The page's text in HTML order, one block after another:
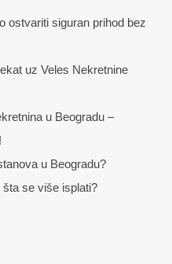
ostvariti siguran prihod bez
uz Veles Nekretnine
u Beogradu –
u Beogradu?
se više isplati?